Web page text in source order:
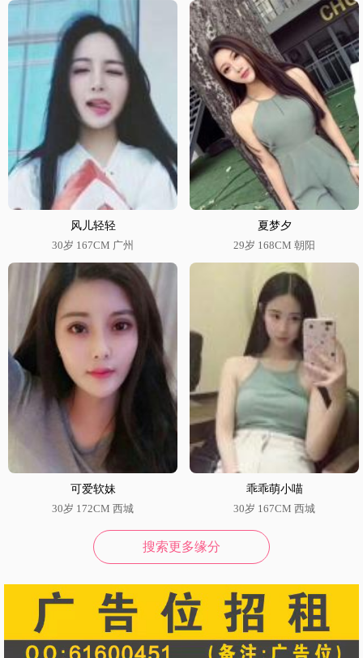
风儿轻轻
30岁 167CM 广州
夏梦夕
29岁 168CM 朝阳
可爱软妹
30岁 172CM 西城
乖乖萌小喵
30岁 167CM 西城
搜索更多缘分